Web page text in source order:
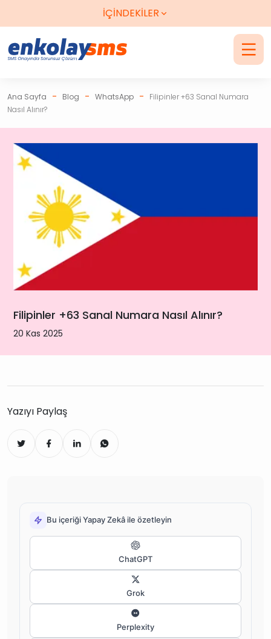
Paranız İade
Ana Sayfa - Blog - WhatsApp -
Filipinler +63 Sanal Numara
Nasıl Alınır?
Filipinler +63 Sanal Numara Nasıl Alınır?
20 Kas 2025
İÇİNDEKİLER
Yazıyı Paylaş
Bu içeriği Yapay Zekâ ile özetleyin
ChatGPT
Grok
Perplexity